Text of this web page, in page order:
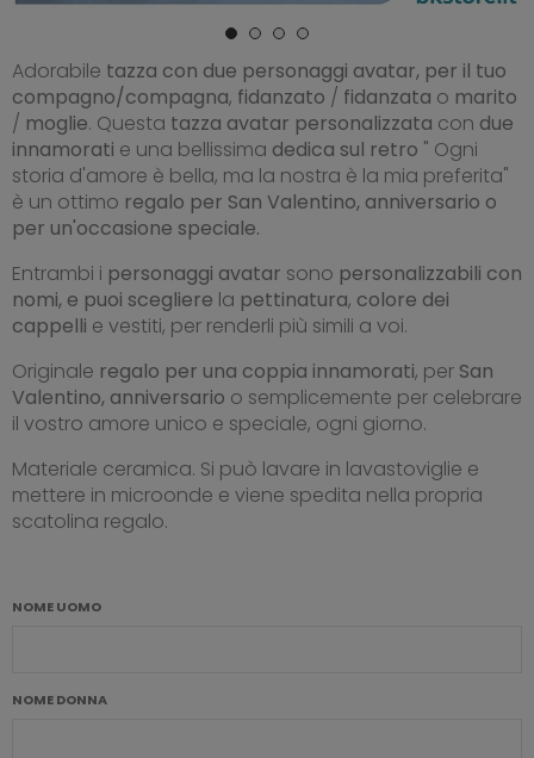
Adorabile tazza con due personaggi avatar, per il tuo
compagno/compagna, fidanzato / fidanzata o marito
/ moglie. Questa tazza avatar personalizzata con due
innamorati e una bellissima dedica sul retro " Ogni
storia d'amore è bella, ma la nostra è la mia preferita"
è un ottimo regalo per San Valentino, anniversario o
per un'occasione speciale.
Entrambi i personaggi avatar sono personalizzabili con
nomi, e puoi scegliere la pettinatura, colore dei
cappelli e vestiti, per renderli più simili a voi.
Originale regalo per una coppia innamorati, per San
Valentino, anniversario o semplicemente per celebrare
il vostro amore unico e speciale, ogni giorno.
Materiale ceramica. Si può lavare in lavastoviglie e
mettere in microonde e viene spedita nella propria
scatolina regalo.
NOME UOMO
NOME DONNA